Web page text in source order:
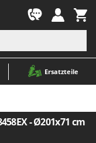
Ersatzteile
- Ø201x71 cm